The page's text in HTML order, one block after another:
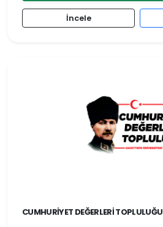
İncele
CUMHURIYET DEĞERLERI TOPLULUĞU